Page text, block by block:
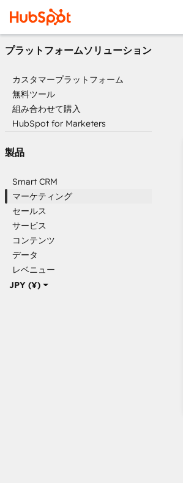
JPY (¥)
プラットフォームソリューション
カスタマープラットフォーム
無料ツール
組み合わせて購入
HubSpot for Marketers
製品
Smart CRM
マーケティング
セールス
サービス
コンテンツ
データ
レベニュー